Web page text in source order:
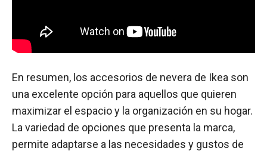
En resumen, los accesorios de nevera de Ikea son
una excelente opción para aquellos que quieren
maximizar el espacio y la organización en su hogar.
La variedad de opciones que presenta la marca,
permite adaptarse a las necesidades y gustos de